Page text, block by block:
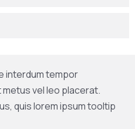
interdum tempor
vel leo placerat.
quis lorem ipsum tooltip